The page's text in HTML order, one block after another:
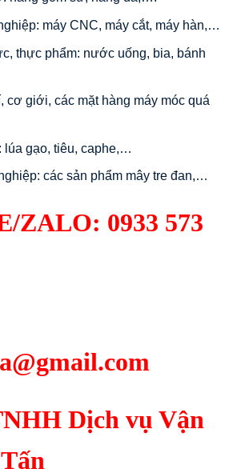
máy CNC, máy cắt, máy hàn,…
thực phẩm: nước uống, bia, bánh
cơ giới, các mặt hàng máy móc quá
lúa gạo, tiêu, caphe,…
các sản phẩm mây tre đan,…
ZALO: 0933 573
Dịch vụ Vận